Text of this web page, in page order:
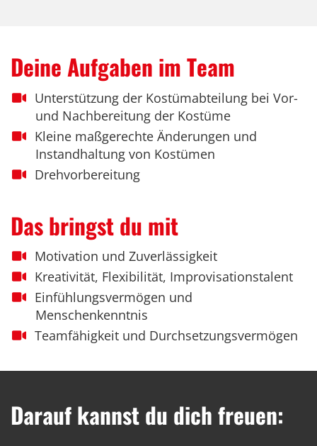
Deine Aufgaben im Team
Unterstützung der Kostümabteilung bei Vor-
und Nachbereitung der Kostüme
Kleine maßgerechte Änderungen und
Instandhaltung von Kostümen
Drehvorbereitung
Das bringst du mit
Motivation und Zuverlässigkeit
Kreativität, Flexibilität, Improvisationstalent
Einfühlungsvermögen und
Menschenkenntnis
Teamfähigkeit und Durchsetzungsvermögen
Darauf kannst du dich freuen: